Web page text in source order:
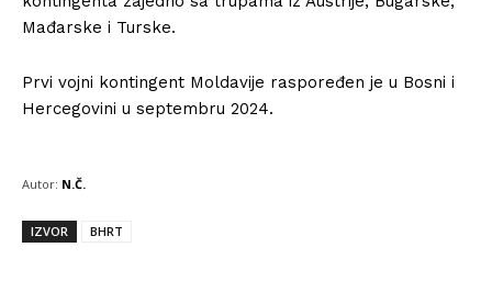
Mađarske i Turske.
Prvi vojni kontingent Moldavije raspoređen je u Bosni i
Hercegovini u septembru 2024.
Autor: N.Č.
IZVOR BHRT